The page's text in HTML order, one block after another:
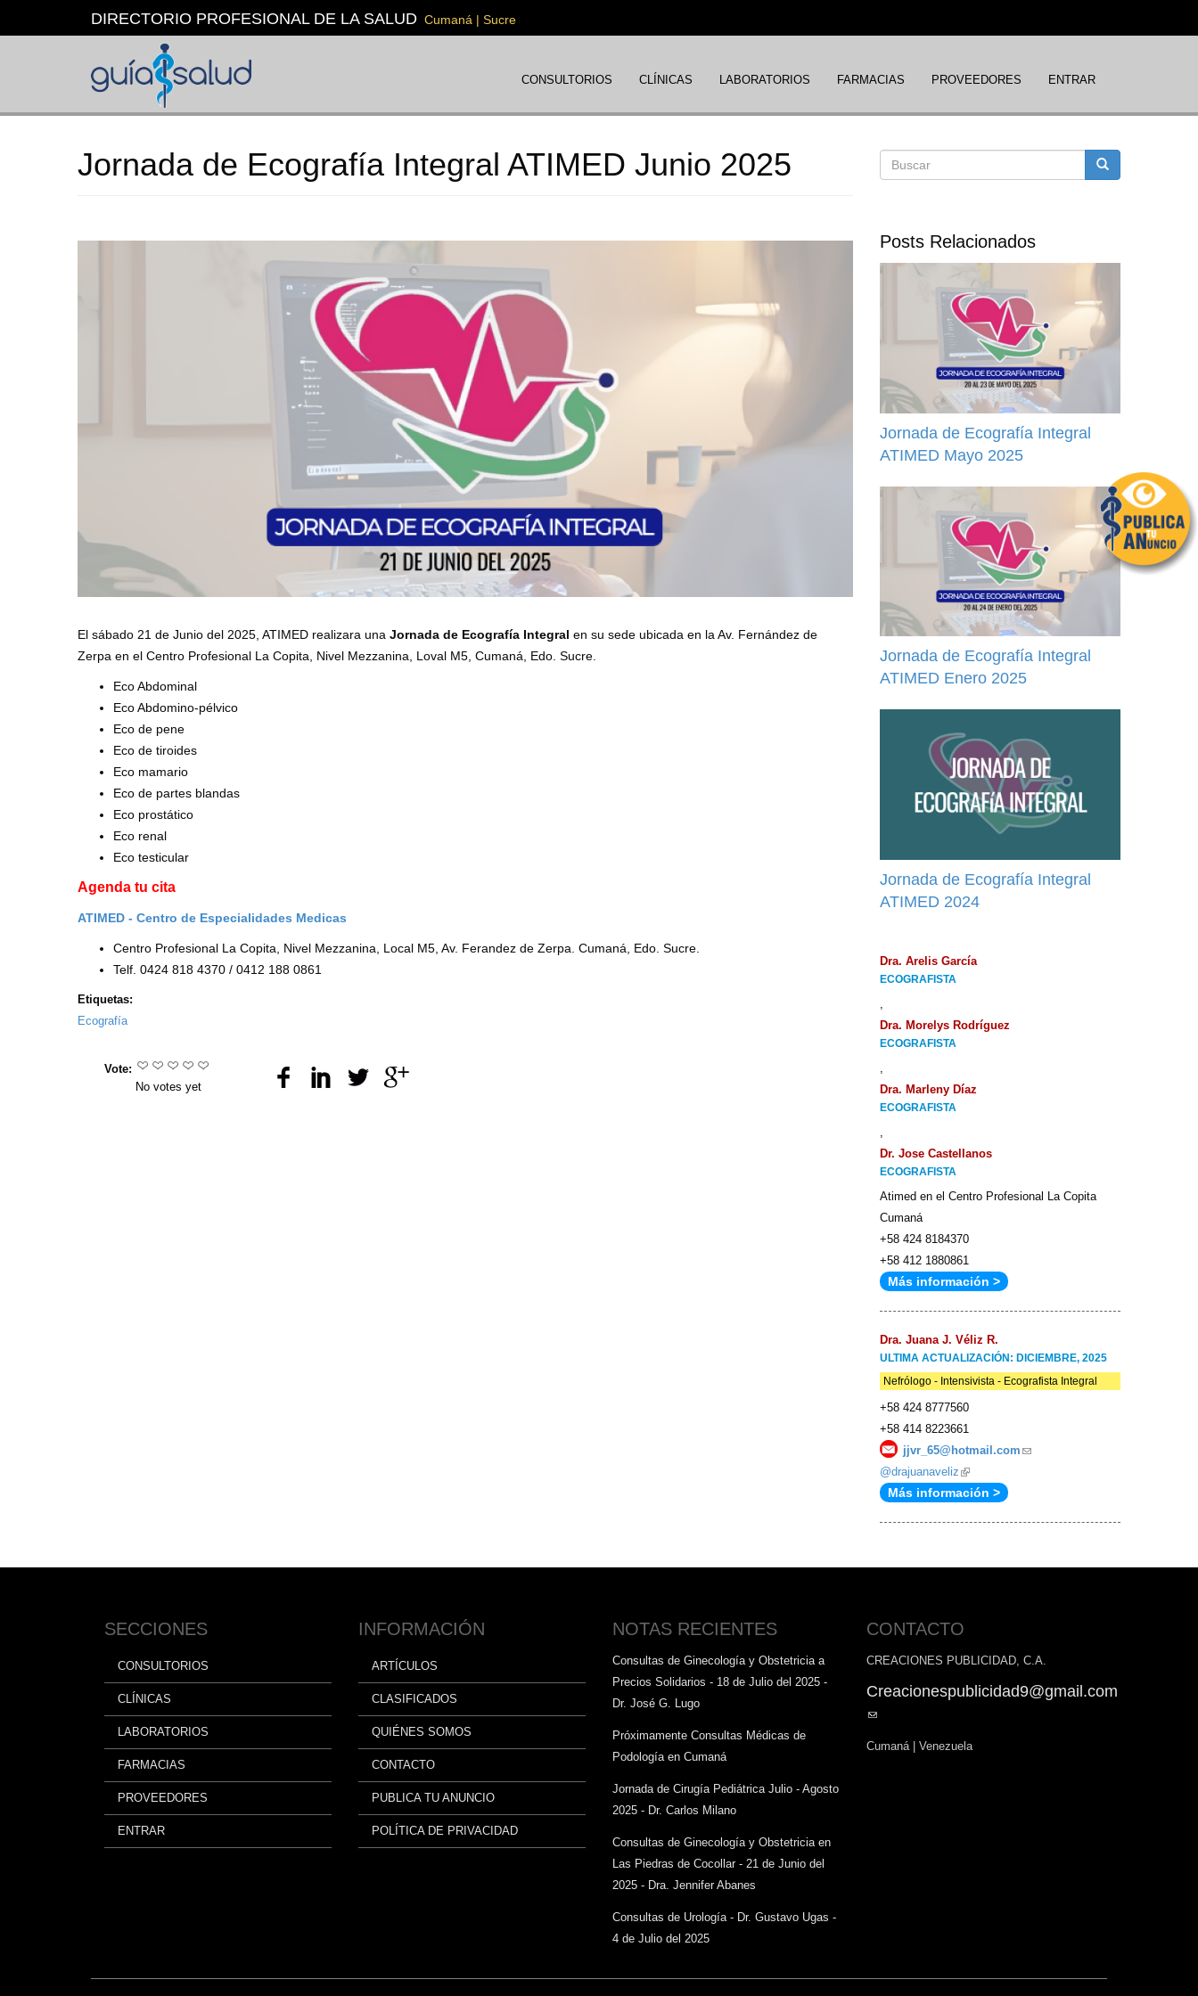
DIRECTORIO PROFESIONAL DE LA SALUD Cumaná | Sucre
CONSULTORIOS CLÍNICAS LABORATORIOS FARMACIAS PROVEEDORES ENTRAR
Jornada de Ecografía Integral ATIMED Junio 2025
El sábado 21 de Junio del 2025, ATIMED realizara una Jornada de Ecografía Integral en su sede ubicada en la Av. Fernández de
Zerpa en el Centro Profesional La Copita, Nivel Mezzanina, Loval M5, Cumaná, Edo. Sucre.
Eco Abdominal
Eco Abdomino-pélvico
Eco de pene
Eco de tiroides
Eco mamario
Eco de partes blandas
Eco prostático
Eco renal
Eco testicular
Agenda tu cita
ATIMED - Centro de Especialidades Medicas
Centro Profesional La Copita, Nivel Mezzanina, Local M5, Av. Ferandez de Zerpa. Cumaná, Edo. Sucre.
Telf. 0424 818 4370 / 0412 188 0861
Etiquetas:
Ecografía
Vote:
No votes yet
Formulario
búsqueda
Posts Relacionados
Jornada de Ecografía Integral
ATIMED Mayo 2025
Jornada de Ecografía Integral
ATIMED Enero 2025
Jornada de Ecografía Integral
ATIMED 2024
Dra. Arelis García
ECOGRAFISTA
,
Dra. Morelys Rodríguez
ECOGRAFISTA
,
Dra. Marleny Díaz
ECOGRAFISTA
,
Dr. Jose Castellanos
ECOGRAFISTA
Atimed en el Centro Profesional La Copita
Cumaná
+58 424 8184370
+58 412 1880861
Más información >
Dra. Juana J. Véliz R.
ULTIMA ACTUALIZACIÓN: DICIEMBRE, 2025
Nefrólogo - Intensivista - Ecografista Integral
+58 424 8777560
+58 414 8223661
jjvr_65@hotmail.com (link
@drajuanaveliz (link
is
Más información >
SECCIONES
CONSULTORIOS
CLÍNICAS
LABORATORIOS
FARMACIAS
PROVEEDORES
ENTRAR
INFORMACIÓN
ARTÍCULOS
CLASIFICADOS
QUIÉNES SOMOS
CONTACTO
PUBLICA TU ANUNCIO
POLÍTICA DE PRIVACIDAD
NOTAS RECIENTES
Consultas de Ginecología y Obstetricia a
Precios Solidarios - 18 de Julio del 2025 -
Dr. José G. Lugo
Próximamente Consultas Médicas de
Podología en Cumaná
Jornada de Cirugía Pediátrica Julio - Agosto
2025 - Dr. Carlos Milano
Consultas de Ginecología y Obstetricia en
Las Piedras de Cocollar - 21 de Junio del
2025 - Dra. Jennifer Abanes
Consultas de Urología - Dr. Gustavo Ugas -
4 de Julio del 2025
CONTACTO
CREACIONES PUBLICIDAD, C.A.
Creacionespublicidad9@gmail.com
(link
Cumaná | Venezuela